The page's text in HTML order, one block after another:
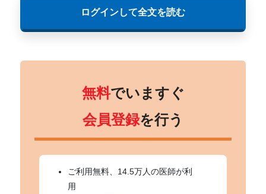
ログインして全文を読む
無料でいますぐ
会員登録を行う
ご利用無料、14.5万人の医師が利
用